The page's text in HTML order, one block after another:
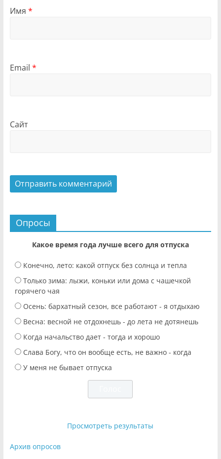
Имя *
Email *
Сайт
Опросы
Какое время года лучше всего для отпуска
Конечно, лето: какой отпуск без солнца и тепла
Только зима: лыжи, коньки или дома с чашечкой
горячего чая
Осень: бархатный сезон, все работают - я отдыхаю
Весна: весной не отдохнешь - до лета не дотянешь
Когда начальство дает - тогда и хорошо
Слава Богу, что он вообще есть, не важно - когда
У меня не бывает отпуска
Просмотреть результаты
Архив опросов